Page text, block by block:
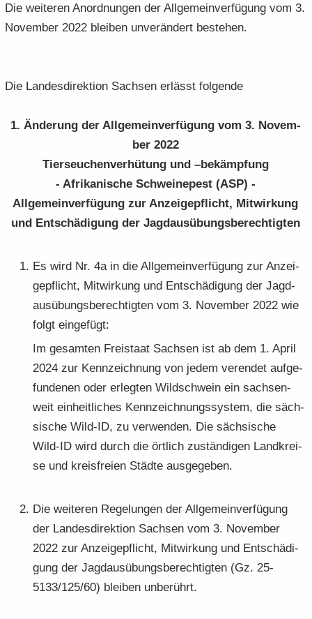
Die wei­te­ren An­ord­nun­gen der All­ge­mein­ver­fü­gung vom 3.
No­vem­ber 2022 blei­ben un­ver­än­dert be­stehen.
Die Lan­des­di­rek­ti­on Sach­sen er­lässt fol­gen­de
1. Än­de­rung der All­ge­mein­ver­fü­gung vom 3. No­vem­
ber 2022
Tier­seu­chen­ver­hü­tung und –be­kämp­fung
- Afri­ka­ni­sche Schwei­ne­pest (ASP) -
All­ge­mein­ver­fü­gung zur An­zei­ge­pflicht, Mit­wir­kung
und Ent­schä­di­gung der Jagd­aus­übungs­be­rech­tig­ten
Es wird Nr. 4a in die All­ge­mein­ver­fü­gung zur An­zei­
ge­pflicht, Mit­wir­kung und Ent­schä­di­gung der Jagd­
aus­übungs­be­rech­tig­ten vom 3. No­vem­ber 2022 wie
folgt ein­ge­fügt:
Im ge­sam­ten Frei­staat Sach­sen ist ab dem 1. April
2024 zur Kenn­zeich­nung von jedem ver­en­det auf­ge­
fun­de­nen oder er­leg­ten Wild­schwein ein sach­sen­
weit ein­heit­li­ches Kenn­zeich­nungs­sys­tem, die säch­
si­sche Wild-​ID, zu ver­wen­den. Die säch­si­sche
Wild-​ID wird durch die ört­lich zu­stän­di­gen Land­krei­
se und kreis­frei­en Städ­te aus­ge­ge­ben.
Die wei­te­ren Re­ge­lun­gen der All­ge­mein­ver­fü­gung
der Lan­des­di­rek­ti­on Sach­sen vom 3. No­vem­ber
2022 zur An­zei­ge­pflicht, Mit­wir­kung und Ent­schä­di­
gung der Jagd­aus­übungs­be­rech­tig­ten (Gz. 25-
5133/125/60) blei­ben un­be­rührt.